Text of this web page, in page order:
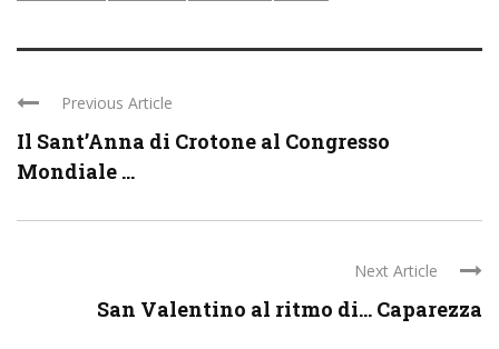
Previous Article
Il Sant’Anna di Crotone al Congresso
Mondiale ...
Next Article
San Valentino al ritmo di… Caparezza